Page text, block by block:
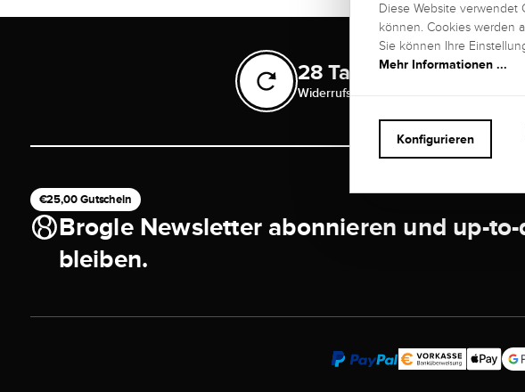
28 Tage
Widerrufsrecht
Kostenlos
€25,00 Gutschein
Brogle Newsletter abonnieren und up-to-
bleiben.
Diese Website verwendet
können. Cookies werden
Sie können Ihre
Mehr Informationen ...
Konfigurieren